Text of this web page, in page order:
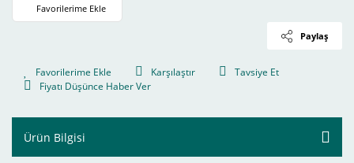
Paylaş
Karşılaştır
Tavsiye Et
Fiyatı Düşünce Haber Ver
Ürün Bilgisi